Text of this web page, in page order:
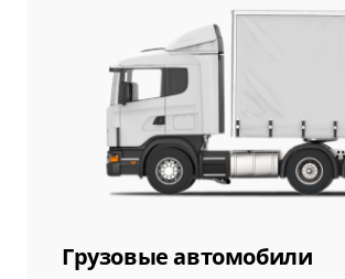
Грузовые автомобили